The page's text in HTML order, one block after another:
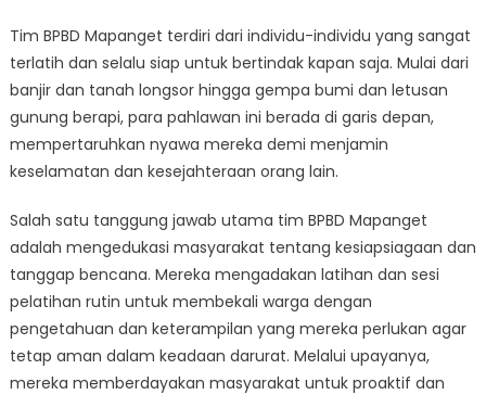
Tim BPBD Mapanget terdiri dari individu-individu yang sangat
terlatih dan selalu siap untuk bertindak kapan saja. Mulai dari
banjir dan tanah longsor hingga gempa bumi dan letusan
gunung berapi, para pahlawan ini berada di garis depan,
mempertaruhkan nyawa mereka demi menjamin
keselamatan dan kesejahteraan orang lain.
Salah satu tanggung jawab utama tim BPBD Mapanget
adalah mengedukasi masyarakat tentang kesiapsiagaan dan
tanggap bencana. Mereka mengadakan latihan dan sesi
pelatihan rutin untuk membekali warga dengan
pengetahuan dan keterampilan yang mereka perlukan agar
tetap aman dalam keadaan darurat. Melalui upayanya,
mereka memberdayakan masyarakat untuk proaktif dan